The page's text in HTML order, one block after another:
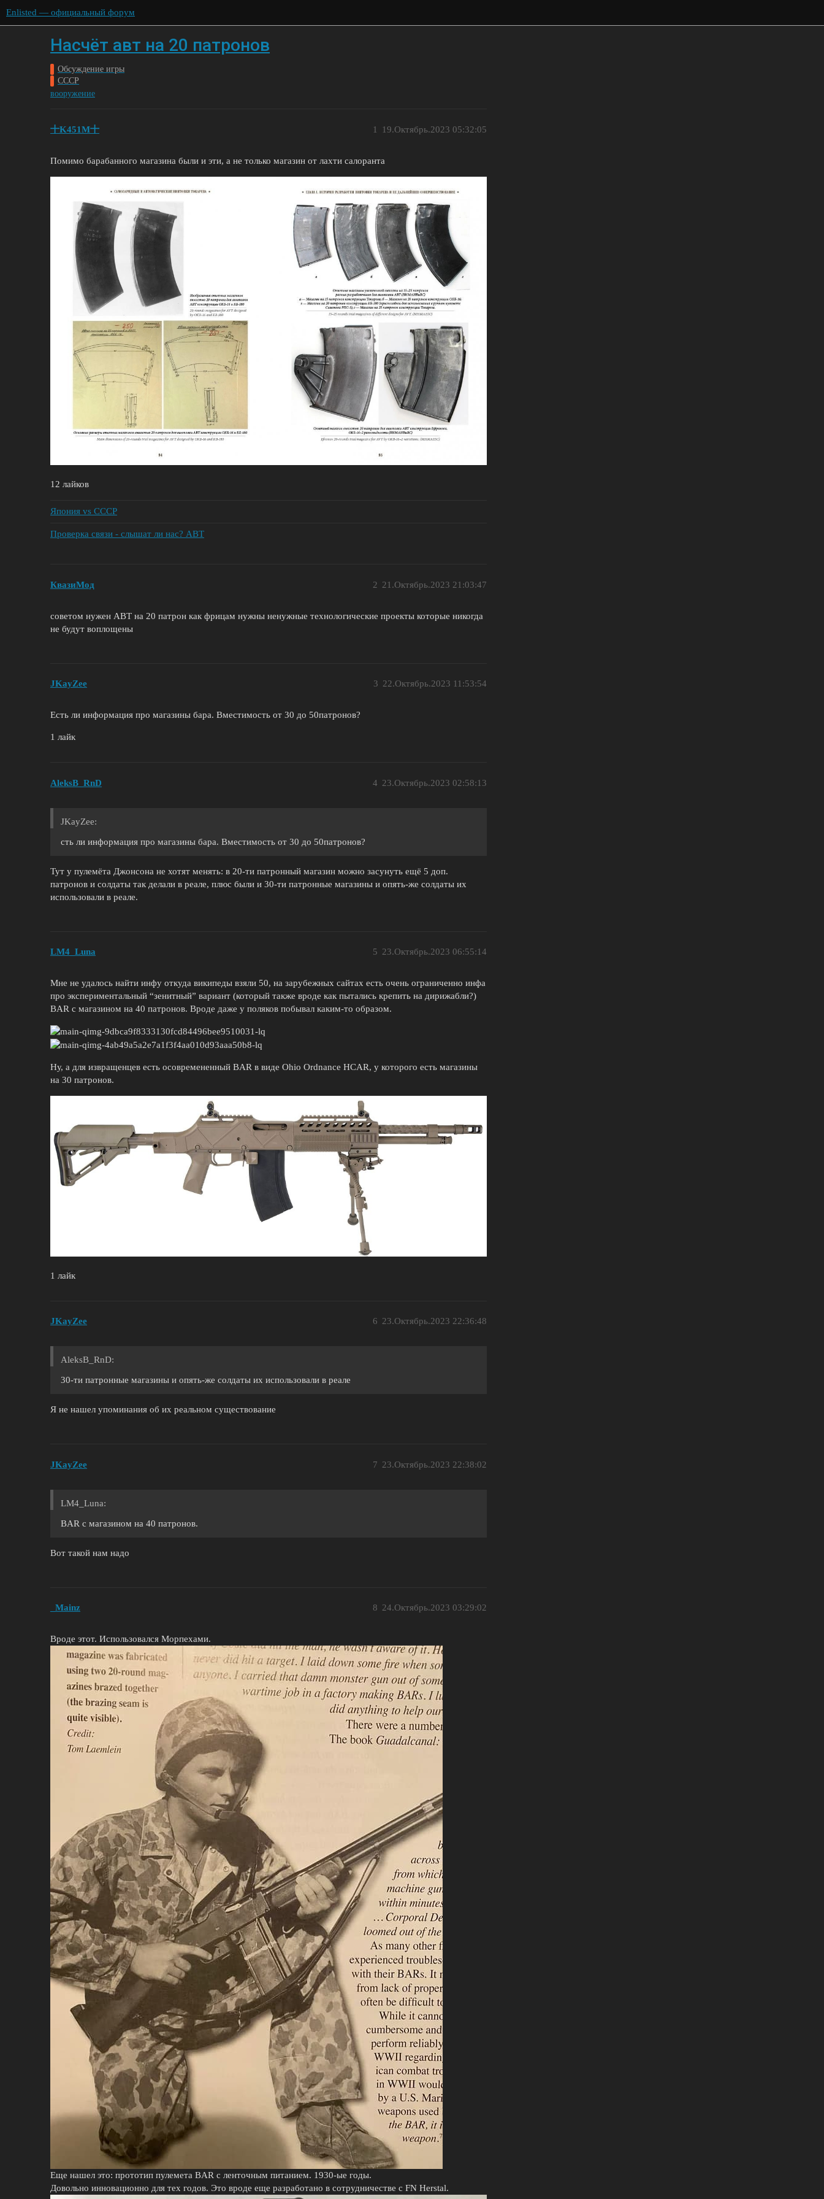
Enlisted — официальный форум
Насчёт авт на 20 патронов
Обсуждение игры
СССР
вооружение
十K451M十 19.Октябрь.2023 05:32:05
1
Помимо барабанного магазина были и эти, а не только магазин от лахти салоранта
12 лайков
Япония vs СССР
Проверка связи - слышат ли нас? АВТ
КвазиМод 21.Октябрь.2023 21:03:47
2
советом нужен АВТ на 20 патрон как фрицам нужны ненужные технологические проекты которые никогда
не будут воплощены
JKayZee 22.Октябрь.2023 11:53:54
3
Есть ли информация про магазины бара. Вместимость от 30 до 50патронов?
1 лайк
AleksB_RnD 23.Октябрь.2023 02:58:13
4
JKayZee:
сть ли информация про магазины бара. Вместимость от 30 до 50патронов?
Тут у пулемёта Джонсона не хотят менять: в 20-ти патронный магазин можно засунуть ещё 5 доп.
патронов и солдаты так делали в реале, плюс были и 30-ти патронные магазины и опять-же солдаты их
использовали в реале.
LM4_Luna 23.Октябрь.2023 06:55:14
5
Мне не удалось найти инфу откуда википеды взяли 50, на зарубежных сайтах есть очень ограниченно инфа
про экспериментальный “зенитный” вариант (который также вроде как пытались крепить на дирижабли?)
BAR с магазином на 40 патронов. Вроде даже у поляков побывал каким-то образом.
Ну, а для извращенцев есть осовремененный BAR в виде Ohio Ordnance HCAR, у которого есть магазины
на 30 патронов.
1 лайк
JKayZee 23.Октябрь.2023 22:36:48
6
AleksB_RnD:
30-ти патронные магазины и опять-же солдаты их использовали в реале
Я не нашел упоминания об их реальном существование
JKayZee 23.Октябрь.2023 22:38:02
7
LM4_Luna:
BAR с магазином на 40 патронов.
Вот такой нам надо
_Mainz 24.Октябрь.2023 03:29:02
8
Вроде этот. Использовался Морпехами.
Еще нашел это: прототип пулемета BAR с ленточным питанием. 1930-ые годы.
Довольно инновационно для тех годов. Это вроде еще разработано в сотрудничестве с FN Herstal.